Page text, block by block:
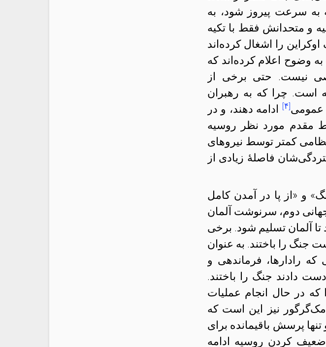
به سرعت پیروز شود، به
متحدانش فقط با تکیه
را اشغال کرده‌اند
وضوح اعلام کرده‌اند که
نیست. حتی برخی از
است. چرا که به رهبران
عمومی[۴] ادامه دهند، و در
مقدم مورد نظر روسیه
کمتر توسط نیروهای
فاصلهٔ زیادی از
و «از پا در آمدن کامل
دوم، سرنوشت آلمان
آلمان تسلیم شود. برخی
جنگ را باختند. به عنوان
رادارها، فرماندهی و
دادند جنگ را باختند.
که در حال انجام عملیات
نیز این است که
پرسش باقیمانده برای
کردن روسیه ادامه